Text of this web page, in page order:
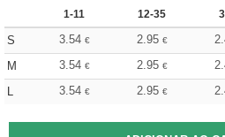
1-11 12-35
S 3.54 € 2.95 €
M
3.54 € 2.95 €
L
3.54 € 2.95 €